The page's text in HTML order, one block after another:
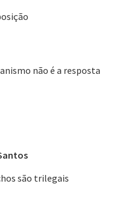
não é a resposta
são trilegais